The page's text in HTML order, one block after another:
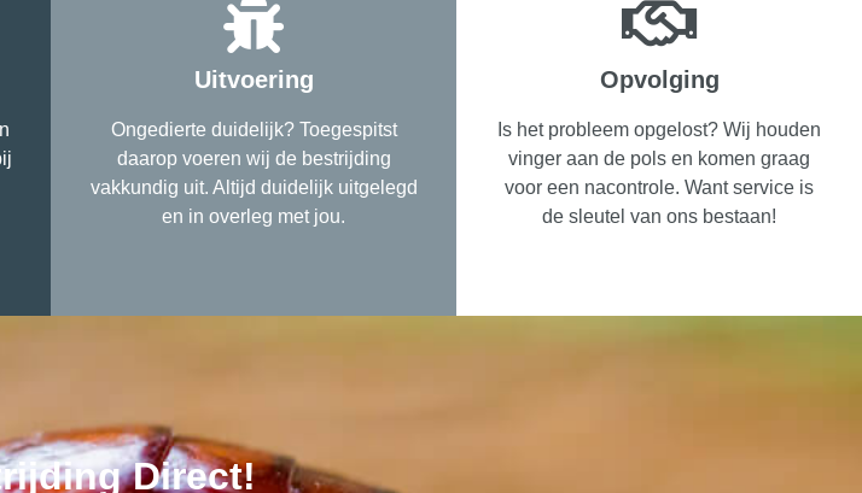
Uitvoering
Ongedierte duidelijk? Toegespitst
daarop voeren wij de bestrijding
vakkundig uit. Altijd duidelijk uitgelegd
en in overleg met jou.
Opvolging
Is het probleem opgelost? Wij houden
vinger aan de pols en komen graag
voor een nacontrole. Want service is
de sleutel van ons bestaan!
Direct!